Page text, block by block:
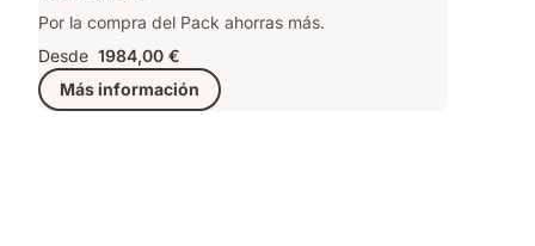
Por la compra del Pack ahorras más.
Desde 1984,00 €
Más información